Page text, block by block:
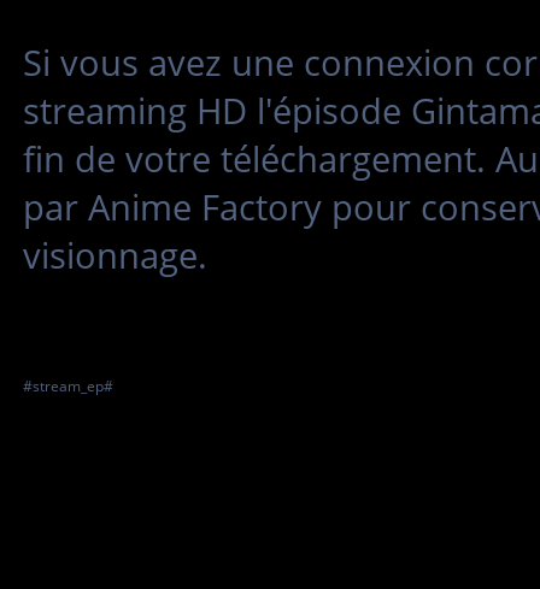
Si vous avez une connexion
streaming HD l'épisode
fin de votre téléchargement.
par Anime Factory pour
visionnage.
#stream_ep#